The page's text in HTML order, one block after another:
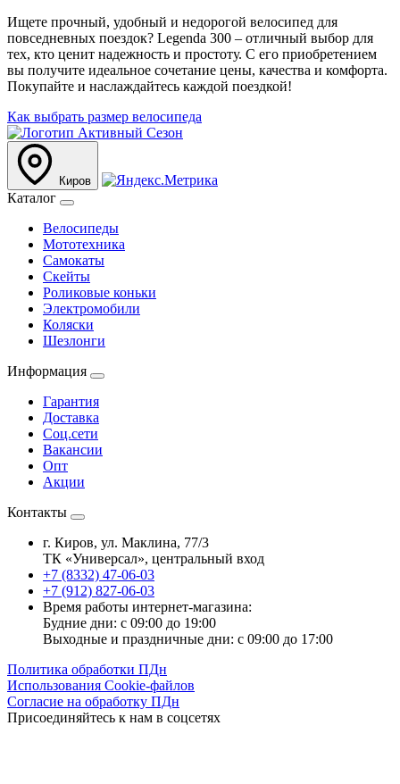
Ищете прочный, удобный и недорогой велосипед для
повседневных поездок? Legenda 300 – отличный выбор для
тех, кто ценит надежность и простоту. С его приобретением
вы получите идеальное сочетание цены, качества и комфорта.
Покупайте и наслаждайтесь каждой поездкой!
Как выбрать размер велосипеда
Киров
Каталог
Велосипеды
Мототехника
Самокаты
Скейты
Роликовые коньки
Электромобили
Коляски
Шезлонги
Информация
Гарантия
Доставка
Соц.сети
Вакансии
Опт
Акции
Контакты
г. Киров, ул. Маклина, 77/3
ТК «Универсал», центральный вход
+7 (8332) 47-06-03
+7 (912) 827-06-03
Время работы интернет-магазина:
Будние дни: с 09:00 до 19:00
Выходные и праздничные дни: с 09:00 до 17:00
Политика обработки ПДн
Использования Cookie-файлов
Согласие на обработку ПДн
Присоединяйтесь к нам в соцсетях